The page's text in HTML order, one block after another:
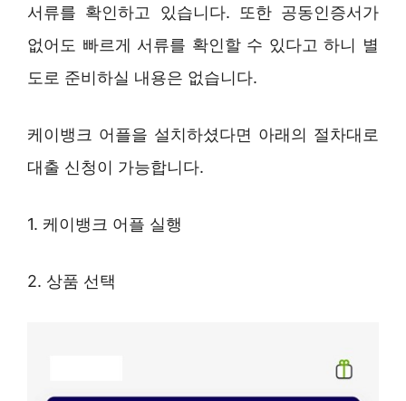
서류를 확인하고 있습니다. 또한 공동인증서가
없어도 빠르게 서류를 확인할 수 있다고 하니 별
도로 준비하실 내용은 없습니다.
케이뱅크 어플을 설치하셨다면 아래의 절차대로
대출 신청이 가능합니다.
1. 케이뱅크 어플 실행
2. 상품 선택